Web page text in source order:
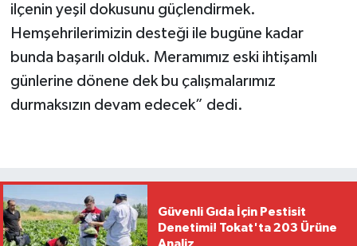
ilçenin yeşil dokusunu güçlendirmek.
Hemşehrilerimizin desteği ile bugüne kadar
bunda başarılı olduk. Meramımız eski ihtişamlı
günlerine dönene dek bu çalışmalarımız
durmaksızın devam edecek” dedi.
Güvenli Gıda İçin Pestisit
Denetimi! Tokat'ta 203 Ürüne